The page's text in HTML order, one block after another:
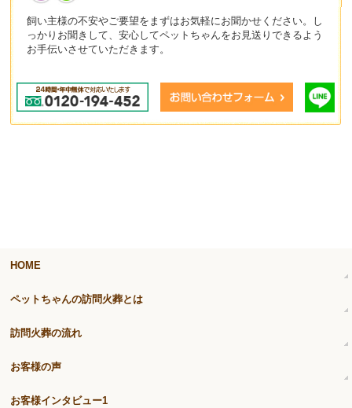
飼い主様の不安やご要望をまずはお気軽にお聞かせください。し
っかりお聞きして、安心してペットちゃんをお見送りできるよう
お手伝いさせていただきます。
HOME
ペットちゃんの訪問火葬とは
訪問火葬の流れ
お客様の声
お客様インタビュー1